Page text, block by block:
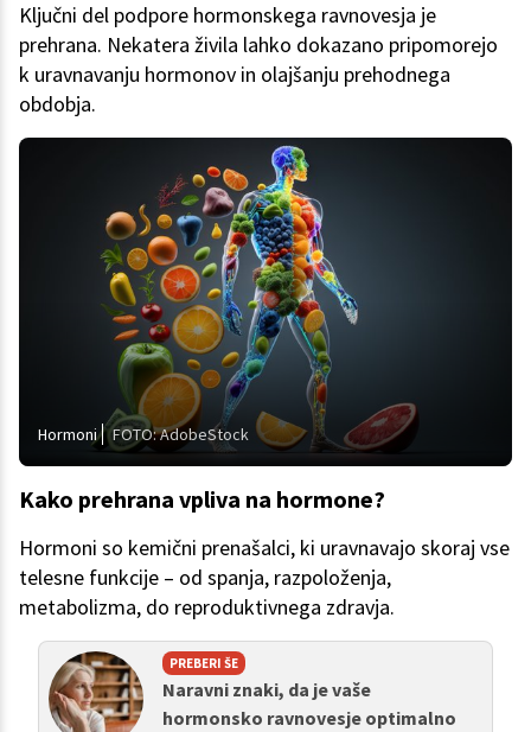
Ključni del podpore hormonskega ravnovesja je
prehrana. Nekatera živila lahko dokazano pripomorejo
k uravnavanju hormonov in olajšanju prehodnega
obdobja.
Hormoni FOTO: AdobeStock
Kako prehrana vpliva na hormone?
Hormoni so kemični prenašalci, ki uravnavajo skoraj vse
telesne funkcije – od spanja, razpoloženja,
metabolizma, do reproduktivnega zdravja.
PREBERI ŠE
Naravni znaki, da je vaše
hormonsko ravnovesje optimalno